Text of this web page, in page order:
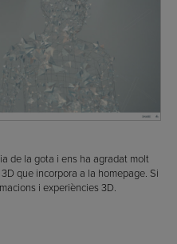
de la gota i ens ha agradat molt
que incorpora a la homepage. Si
i experiències 3D.